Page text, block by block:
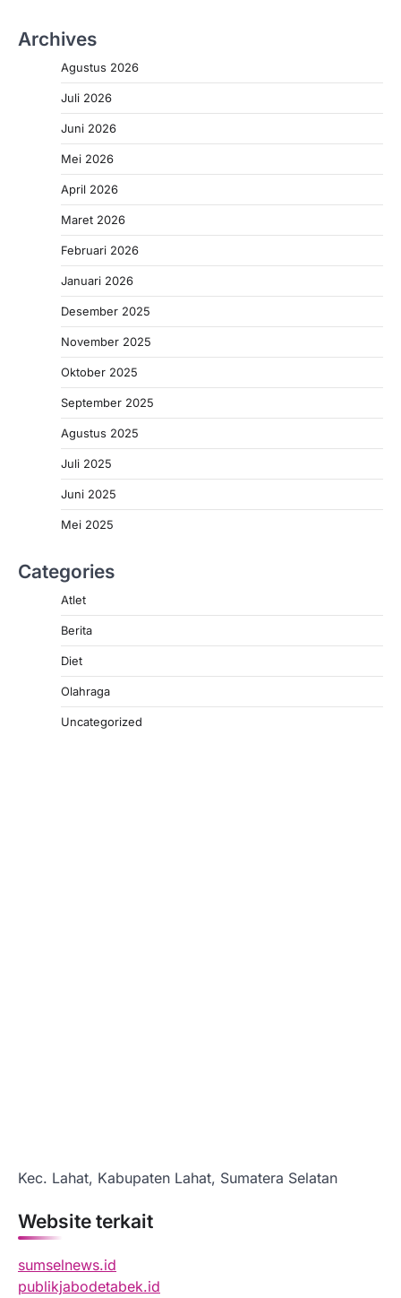
Archives
Agustus 2026
Juli 2026
Juni 2026
Mei 2026
April 2026
Maret 2026
Februari 2026
Januari 2026
Desember 2025
November 2025
Oktober 2025
September 2025
Agustus 2025
Juli 2025
Juni 2025
Mei 2025
Categories
Atlet
Berita
Diet
Olahraga
Uncategorized
Kec. Lahat, Kabupaten Lahat, Sumatera Selatan
Website terkait
sumselnews.id
publikjabodetabek.id